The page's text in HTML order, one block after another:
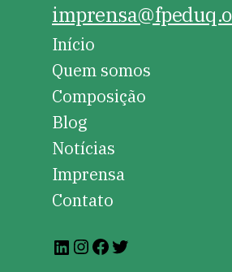
LinkedIn
Instagram
Facebook
Início
Quem somos
Composição
Blog
Notícias
Imprensa
Contato